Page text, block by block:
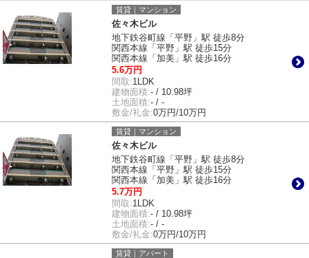
賃貸｜マンション
佐々木ビル
地下鉄谷町線「平野」駅 徒歩8分
関西本線「平野」駅 徒歩15分
関西本線「加美」駅 徒歩16分
5.6万円
間取:1LDK
建物面積:- / 10.98坪
土地面積:- / -
敷金/礼金:0万円/10万円
賃貸｜マンション
佐々木ビル
地下鉄谷町線「平野」駅 徒歩8分
関西本線「平野」駅 徒歩15分
関西本線「加美」駅 徒歩16分
5.7万円
間取:1LDK
建物面積:- / 10.98坪
土地面積:- / -
敷金/礼金:0万円/10万円
賃貸｜アパート